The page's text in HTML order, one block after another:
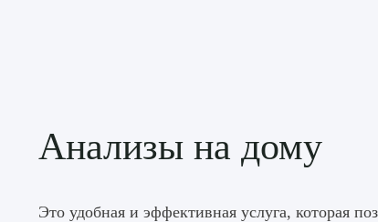
Анализы на дому
Это удобная и эффективная услуга, которая